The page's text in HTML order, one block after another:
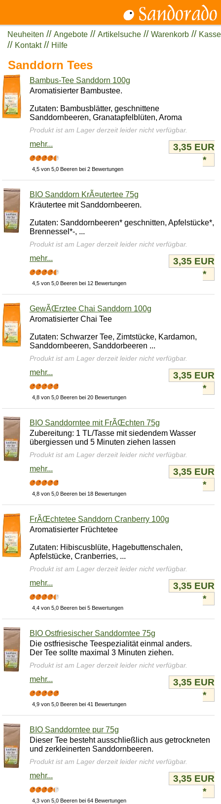
Neuheiten // Angebote // Artikelsuche // Warenkorb // Kasse
// Kontakt// Hilfe
Sanddorn Tees
Bambus-Tee Sanddorn 100g
Aromatisierter Bambustee.
Zutaten: Bambusblätter, geschnittene
Sanddornbeeren, Granatapfelblüten, Aroma
Produkt ist am Lager derzeit leider nicht verfügbar.
mehr...
4,5 von 5,0 Beeren bei 2 Bewertungen
3,35 EUR
*
BIO Sanddorn KrÃ¤utertee 75g
Kräutertee mit Sanddornbeeren.
Zutaten: Sanddornbeeren* geschnitten, Apfelstücke*,
Brennessel*-, ...
Produkt ist am Lager derzeit leider nicht verfügbar.
mehr...
4,5 von 5,0 Beeren bei 12 Bewertungen
3,35 EUR
*
GewÃŒrztee Chai Sanddorn 100g
Aromatisierter Chai Tee
Zutaten: Schwarzer Tee, Zimtstücke, Kardamon,
Sanddornbeeren, Sanddorbeeren ...
Produkt ist am Lager derzeit leider nicht verfügbar.
mehr...
4,8 von 5,0 Beeren bei 20 Bewertungen
3,35 EUR
*
BIO Sanddorntee mit FrÃŒchten 75g
Zubereitung: 1 TL/Tasse mit siedendem Wasser
übergiessen und 5 Minuten ziehen lassen
Produkt ist am Lager derzeit leider nicht verfügbar.
mehr...
4,8 von 5,0 Beeren bei 18 Bewertungen
3,35 EUR
*
FrÃŒchtetee Sanddorn Cranberry 100g
Aromatisierter Früchtetee
Zutaten: Hibiscusblüte, Hagebuttenschalen,
Apfelstücke, Cranberries, ...
Produkt ist am Lager derzeit leider nicht verfügbar.
mehr...
4,4 von 5,0 Beeren bei 5 Bewertungen
3,35 EUR
*
BIO Ostfriesischer Sanddorntee 75g
Die ostfriesische Teespezialität einmal anders.
Der Tee sollte maximal 3 Minuten ziehen.
Produkt ist am Lager derzeit leider nicht verfügbar.
mehr...
4,9 von 5,0 Beeren bei 41 Bewertungen
3,35 EUR
*
BIO Sanddorntee pur 75g
Dieser Tee besteht ausschließlich aus getrockneten
und zerkleinerten Sanddornbeeren.
Produkt ist am Lager derzeit leider nicht verfügbar.
mehr...
4,3 von 5,0 Beeren bei 64 Bewertungen
3,35 EUR
*